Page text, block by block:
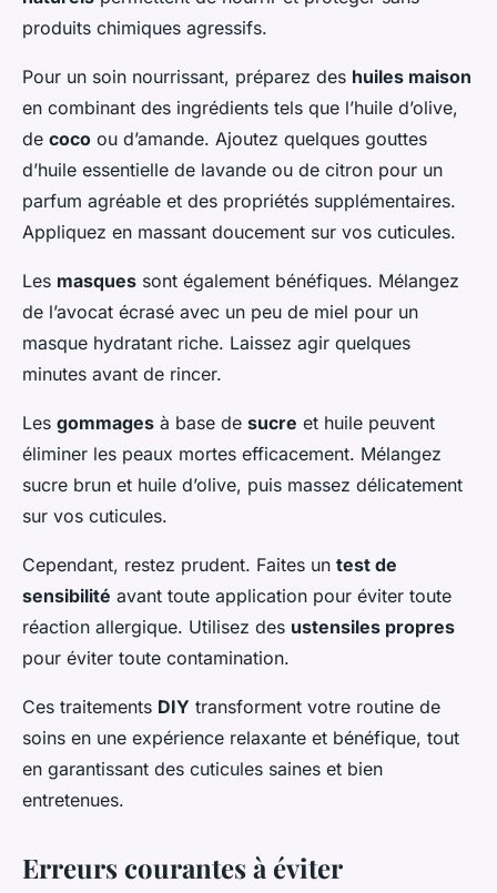
produits chimiques agressifs.
Pour un soin nourrissant, préparez des huiles maison
en combinant des ingrédients tels que l’huile d’olive,
de coco ou d’amande. Ajoutez quelques gouttes
d’huile essentielle de lavande ou de citron pour un
parfum agréable et des propriétés supplémentaires.
Appliquez en massant doucement sur vos cuticules.
Les masques sont également bénéfiques. Mélangez
de l’avocat écrasé avec un peu de miel pour un
masque hydratant riche. Laissez agir quelques
minutes avant de rincer.
Les gommages à base de sucre et huile peuvent
éliminer les peaux mortes efficacement. Mélangez
sucre brun et huile d’olive, puis massez délicatement
sur vos cuticules.
Cependant, restez prudent. Faites un test de
sensibilité avant toute application pour éviter toute
réaction allergique. Utilisez des ustensiles propres
pour éviter toute contamination.
Ces traitements DIY transforment votre routine de
soins en une expérience relaxante et bénéfique, tout
en garantissant des cuticules saines et bien
entretenues.
Erreurs courantes à éviter